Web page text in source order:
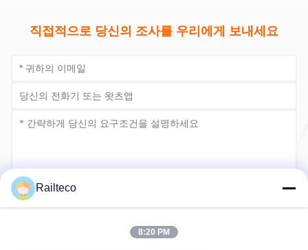
직접적으로 당신의 조사를 우리에게 보내세요
Railteco
8:20 PM